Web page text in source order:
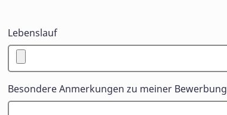
Lebenslauf
Besondere Anmerkungen zu meiner Bewerbung